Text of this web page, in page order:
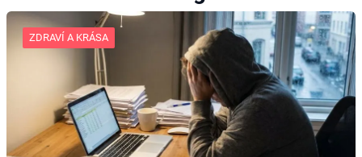
ZDRAVÍ A KRÁSA